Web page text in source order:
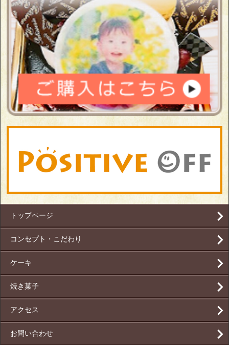
トップページ
コンセプト・こだわり
ケーキ
焼き菓子
アクセス
お問い合わせ